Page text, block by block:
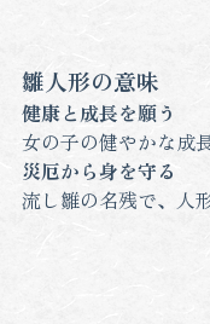
雛人形の意味
健康と成長を願う
女の子の健やかな成
災厄から身を守る
流し雛の名残で、人